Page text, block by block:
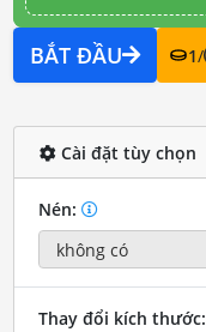
BẮT ĐẦU 1/
Cài đặt tùy chọn
Nén:
Thay đổi kích thước: